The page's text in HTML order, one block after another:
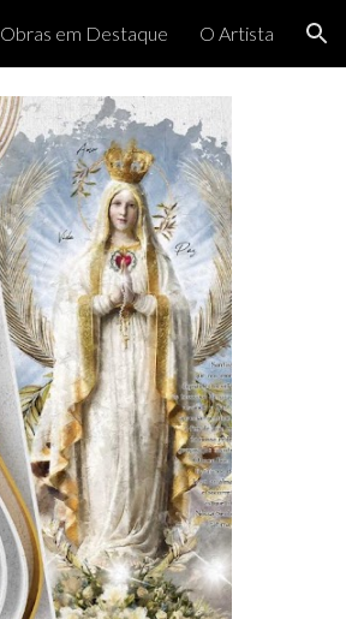
Obras em Destaque O Artista